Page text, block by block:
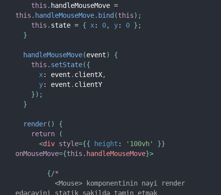
this . handleMouseMove =
this . handleMouseMove. bind (this) ;
this . state = { x: 0, y: 0 } ;
}
handleMouseMove(event)
{
this . setState({
x: event . clientX,
y: event . clientY
}) ;
}
render( )
{
return
(
<div style={{ height : '100vh' }}
onMouseMove={this . handleMouseMove}>
{/*
edəcəyini statik şəkildə təmin etmək